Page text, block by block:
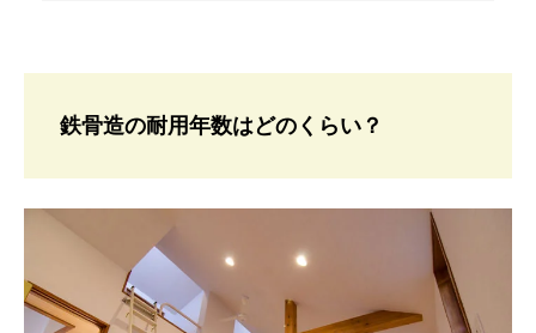
鉄骨造の耐用年数はどのくらい？